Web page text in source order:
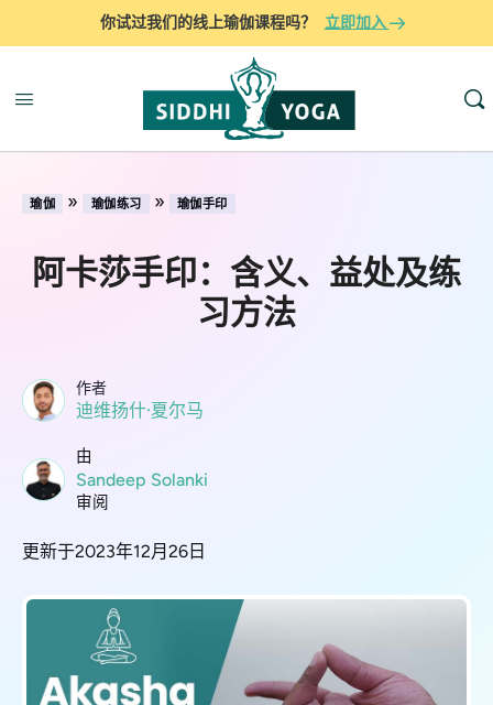
你试过我们的线上瑜伽课程吗？ 立即加入
瑜伽 » 瑜伽练习 » 瑜伽手印
阿卡莎手印：含义、益处及练
习方法
作者
迪维扬什·夏尔马
由
Sandeep Solanki
审阅
更新于2023年12月26日